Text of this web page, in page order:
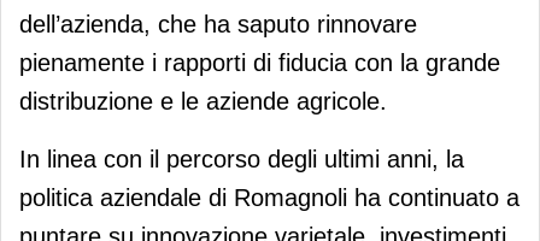
dell’azienda, che ha saputo rinnovare
pienamente i rapporti di fiducia con la grande
distribuzione e le aziende agricole.
In linea con il percorso degli ultimi anni, la
politica aziendale di Romagnoli ha continuato a
puntare su innovazione varietale, investimenti,